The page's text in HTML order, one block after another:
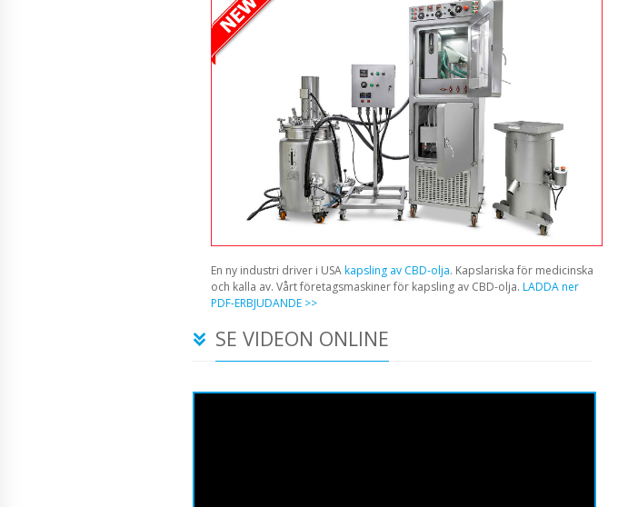
En ny industri driver i USAkapsling av CBD-olja. Kapslariska för medicinska
och kalla av. Vårt företagsmaskiner för kapsling av CBD-olja. LADDA ner
PDF-ERBJUDANDE >>
SE VIDEON ONLINE